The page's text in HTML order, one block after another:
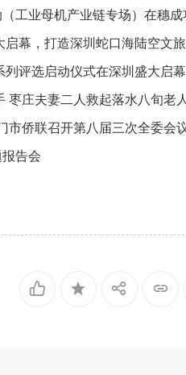
工业母机产业链专场）在穗成
幕，打造深圳蛇口海陆空文
评选启动仪式在深圳盛大启幕
枣庄夫妻二人救起落水八旬老人
发展 江门市侨联召开第八届三次全委会
告会